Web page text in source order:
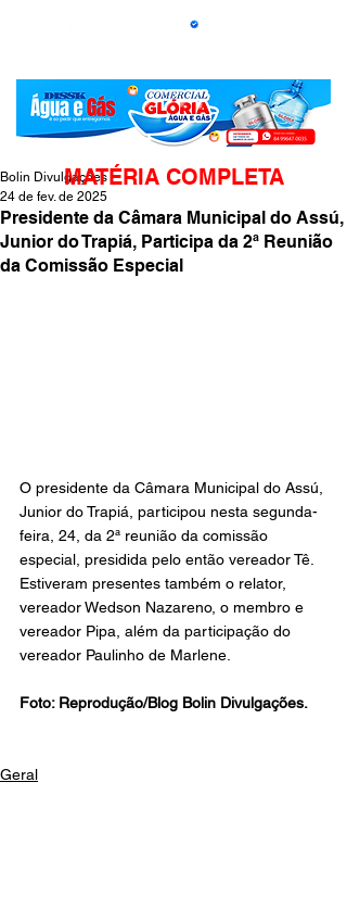
Presidente da Câmara Municipal do Assú,
Junior do Trapiá, Participa da 2ª Reunião
da Comissão Especial
Bolin Divulgações
24 de fev. de 2025
O presidente da Câmara Municipal do Assú,
Junior do Trapiá, participou nesta segunda-
feira, 24, da 2ª reunião da comissão
especial, presidida pelo então vereador Tê.
Estiveram presentes também o relator,
vereador Wedson Nazareno, o membro e
vereador Pipa, além da participação do
vereador Paulinho de Marlene.
Foto: Reprodução/Blog Bolin Divulgações.
Geral
MATÉRIA COMPLETA